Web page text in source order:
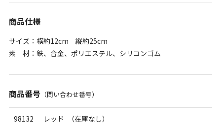
商品仕様
サイズ：横約12cm 縦約25cm
素 材：鉄、合金、ポリエステル、シリコンゴム
商品番号（問い合わせ番号）
98132 レッド （在庫なし）